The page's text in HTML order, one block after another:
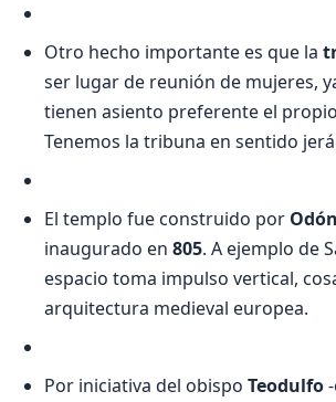
Otro hecho importante es que la
ser lugar de reunión de mujeres,
tienen asiento preferente el
Tenemos la tribuna en sentido
El templo fue construido por
inaugurado en 805. A ejemplo de
espacio toma impulso vertical,
arquitectura medieval europea.
Por iniciativa del obispo Teodulfo